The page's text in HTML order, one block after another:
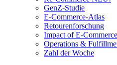
GenZ-Studie
E-Commerce-Atlas
Retourenforschung
Impact of E-
Operations &
Zahl der Woche